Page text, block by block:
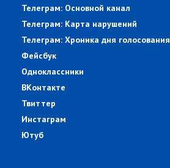
Телеграм: Основной канал
Телеграм: Карта нарушений
Телеграм: Хроника дня голосования
Фейсбук
Одноклассники
ВКонтакте
Твиттер
Инстаграм
Ютуб